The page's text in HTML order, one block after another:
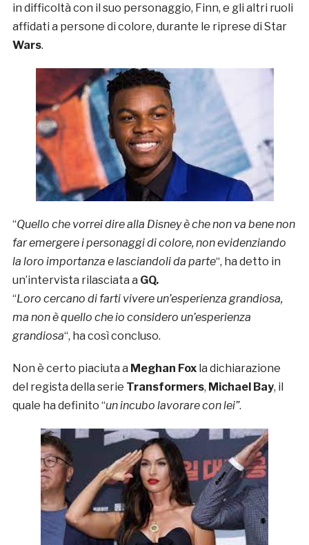
in difficoltà con il suo personaggio, Finn, e gli altri ruoli
affidati a persone di colore, durante le riprese di Star
Wars.
“Quello che vorrei dire alla Disney è che non va bene non
far emergere i personaggi di colore, non evidenziando
la loro importanza e lasciandoli da parte“, ha detto in
un’intervista rilasciata a GQ.
“Loro cercano di farti vivere un’esperienza grandiosa,
ma non è quello che io considero un’esperienza
grandiosa“, ha così concluso.
Non è certo piaciuta a Meghan Foxla dichiarazione
del regista della serie Transformers, Michael Bay, il
quale ha definito “un incubo lavorare con lei”.